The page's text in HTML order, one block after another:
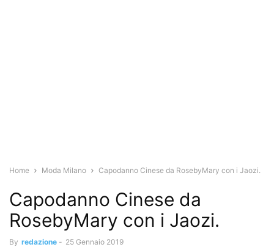
Home Moda Milano Capodanno Cinese da RosebyMary con i Jaozi.
Capodanno Cinese da
RosebyMary con i Jaozi.
By redazione - 25 Gennaio 2019